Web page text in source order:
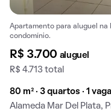
Apartamento para aluguel na
condomínio.
R$ 3.700 aluguel
R$ 4.713 total
80 m² · 3 quartos · 1 vaga
Alameda Mar Del Plata,